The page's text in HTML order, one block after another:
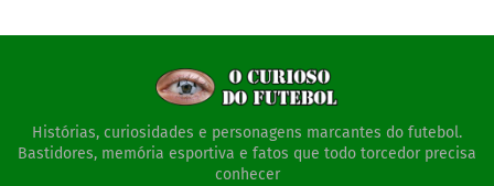
Histórias, curiosidades e personagens marcantes do futebol.
Bastidores, memória esportiva e fatos que todo torcedor precisa
conhecer